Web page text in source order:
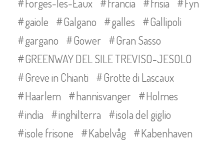
Forges-les-Eaux francia frisia
Fyn
gaiole
Galgano galles
Gallipoli
gargano
Gower
Gran Sasso
GREENWAY DEL SILE TREVISO-JESOLO
Greve in Chianti
Grotte di Lascaux
Haarlem
hannisvanger
Holmes
india
inghilterra
isola del giglio
isole frisone
Kabelvåg
Kabenhaven